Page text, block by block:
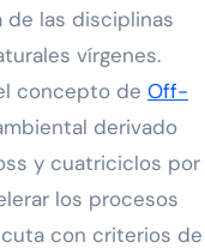
las disciplinas
vírgenes.
concepto de Off-
derivado
y cuatriciclos por
los procesos
con criterios de